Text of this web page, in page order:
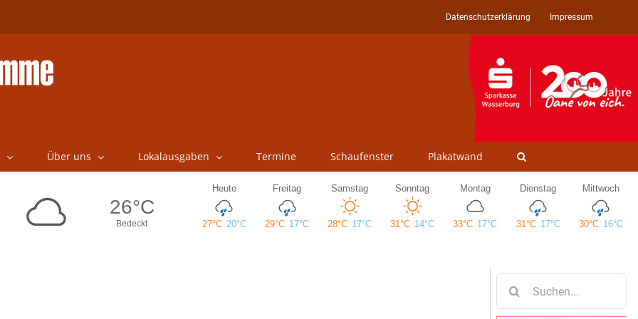
Datenschutzerklärung Impressum
Über uns Lokalausgaben Termine Schaufenster Plakatwand
nach: